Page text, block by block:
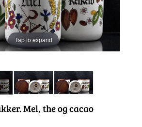
Tap to expand
Mel, the og cacao